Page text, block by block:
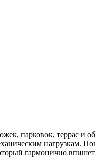
парковок, террас и
нагрузкам.
гармонично